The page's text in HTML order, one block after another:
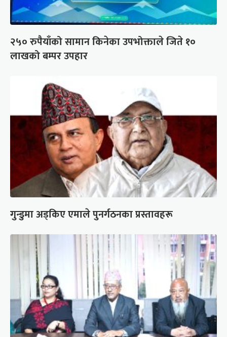
२५० रुपैयाँको सामान किनेका उपभोक्ताले जिते १०
लाखको बम्पर उपहार
गुन्डुमा अड्किए एमाले पुनर्गठनका प्रस्तावहरू